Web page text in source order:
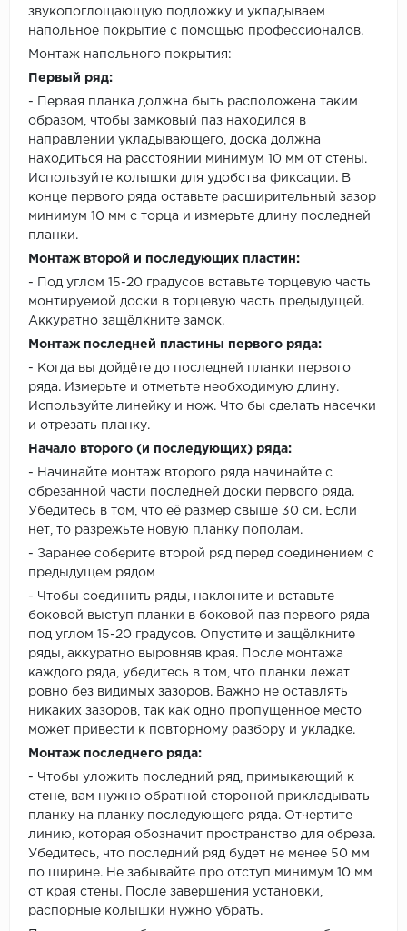
звукопоглощающую подложку и укладываем
напольное покрытие с помощью профессионалов.
Монтаж напольного покрытия:
Первый ряд:
- Первая планка должна быть расположена таким
образом, чтобы замковый паз находился в
направлении укладывающего, доска должна
находиться на расстоянии минимум 10 мм от стены.
Используйте колышки для удобства фиксации. В
конце первого ряда оставьте расширительный зазор
минимум 10 мм с торца и измерьте длину последней
планки.
Монтаж второй и последующих пластин:
- Под углом 15-20 градусов вставьте торцевую часть
монтируемой доски в торцевую часть предыдущей.
Аккуратно защёлкните замок.
Монтаж последней пластины первого ряда:
- Когда вы дойдёте до последней планки первого
ряда. Измерьте и отметьте необходимую длину.
Используйте линейку и нож. Что бы сделать насечки
и отрезать планку.
Начало второго (и последующих) ряда:
- Начинайте монтаж второго ряда начинайте с
обрезанной части последней доски первого ряда.
Убедитесь в том, что её размер свыше 30 см. Если
нет, то разрежьте новую планку пополам.
- Заранее соберите второй ряд перед соединением с
предыдущем рядом
- Чтобы соединить ряды, наклоните и вставьте
боковой выступ планки в боковой паз первого ряда
под углом 15-20 градусов. Опустите и защёлкните
ряды, аккуратно выровняв края. После монтажа
каждого ряда, убедитесь в том, что планки лежат
ровно без видимых зазоров. Важно не оставлять
никаких зазоров, так как одно пропущенное место
может привести к повторному разбору и укладке.
Монтаж последнего ряда:
- Чтобы уложить последний ряд, примыкающий к
стене, вам нужно обратной стороной прикладывать
планку на планку последующего ряда. Отчертите
линию, которая обозначит пространство для обреза.
Убедитесь, что последний ряд будет не менее 50 мм
по ширине. Не забывайте про отступ минимум 10 мм
от края стены. После завершения установки,
распорные колышки нужно убрать.